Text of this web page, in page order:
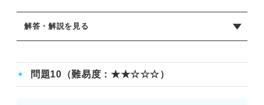
解答・解説を見る
「耳を貸す」は「相手の相談に乗ったり、意見を聞いたり
する」という意味の慣用句である。問題文は周囲の意見を
問題10（難易度：★★☆☆☆）